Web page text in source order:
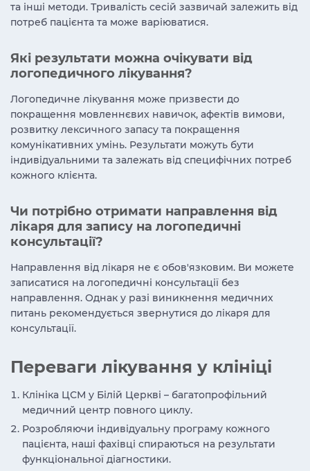
та інші методи. Тривалість сесій зазвичай залежить від
потреб пацієнта та може варіюватися.
Які результати можна очікувати від
логопедичного лікування?
Логопедичне лікування може призвести до
покращення мовленнєвих навичок, афектів вимови,
розвитку лексичного запасу та покращення
комунікативних умінь. Результати можуть бути
індивідуальними та залежать від специфічних потреб
кожного клієнта.
Чи потрібно отримати направлення від
лікаря для запису на логопедичні
консультації?
Направлення від лікаря не є обов'язковим. Ви можете
записатися на логопедичні консультації без
направлення. Однак у разі виникнення медичних
питань рекомендується звернутися до лікаря для
консультації.
Переваги лікування у клініці
Клініка ЦСМ у Білій Церкві – багатопрофільний
медичний центр повного циклу.
Розробляючи індивідуальну програму кожного
пацієнта, наші фахівці спираються на результати
функціональної діагностики.